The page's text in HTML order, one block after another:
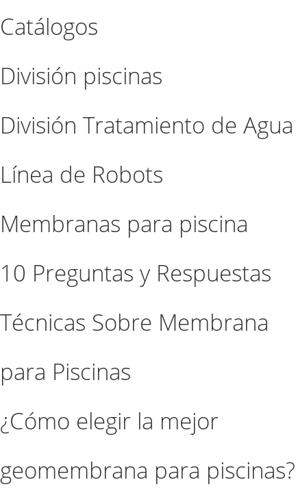
Catálogos
División piscinas
División Tratamiento de Agua
Línea de Robots
Membranas para piscina
10 Preguntas y Respuestas
Técnicas Sobre Membrana
para Piscinas
¿Cómo elegir la mejor
geomembrana para piscinas?